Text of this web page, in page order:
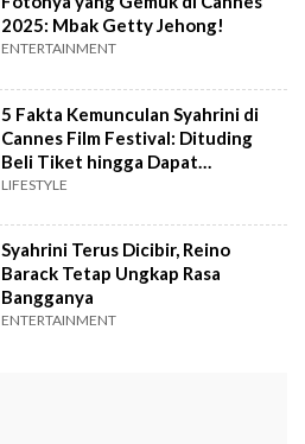
2025: Mbak Getty Jehong!
ENTERTAINMENT
5 Fakta Kemunculan Syahrini di
Cannes Film Festival: Dituding
Beli Tiket hingga Dapat
Penghargaan
LIFESTYLE
Syahrini Terus Dicibir, Reino
Barack Tetap Ungkap Rasa
Bangganya
ENTERTAINMENT